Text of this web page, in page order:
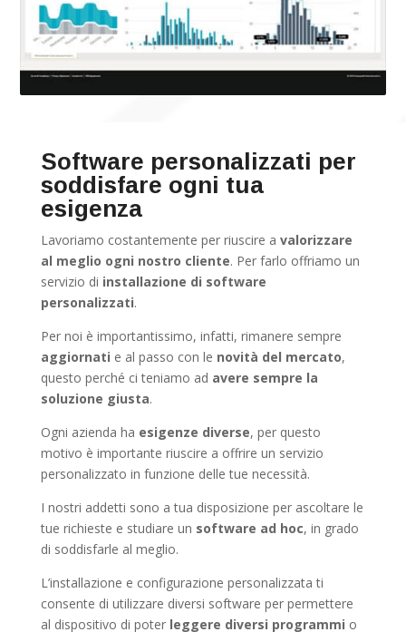
Software personalizzati per
soddisfare ogni tua
esigenza
Lavoriamo costantemente per riuscire a valorizzare
al meglio ogni nostro cliente. Per farlo offriamo un
servizio di installazione di software
personalizzati.
Per noi è importantissimo, infatti, rimanere sempre
aggiornati e al passo con le novità del mercato,
questo perché ci teniamo ad avere sempre la
soluzione giusta.
Ogni azienda ha esigenze diverse, per questo
motivo è importante riuscire a offrire un servizio
personalizzato in funzione delle tue necessità.
I nostri addetti sono a tua disposizione per ascoltare le
tue richieste e studiare un software ad hoc, in grado
di soddisfarle al meglio.
L’installazione e configurazione personalizzata ti
consente di utilizzare diversi software per permettere
al dispositivo di poter leggere diversi programmi o